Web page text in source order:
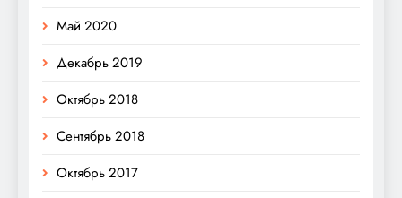
Май 2020
Декабрь 2019
Октябрь 2018
Сентябрь 2018
Октябрь 2017